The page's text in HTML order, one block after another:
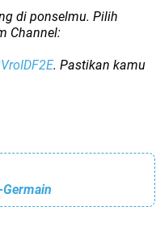
di ponselmu. Pilih
Channel:
. Pastikan kamu